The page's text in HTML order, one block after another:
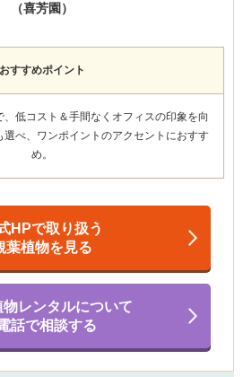
（喜芳園）
おすすめポイント
低コスト＆手間なくオフィスの印象を向
べ、ワンポイントのアクセント におすす
め。
HPで取り扱う
葉植物を見る
物レンタルについて
話で相談する